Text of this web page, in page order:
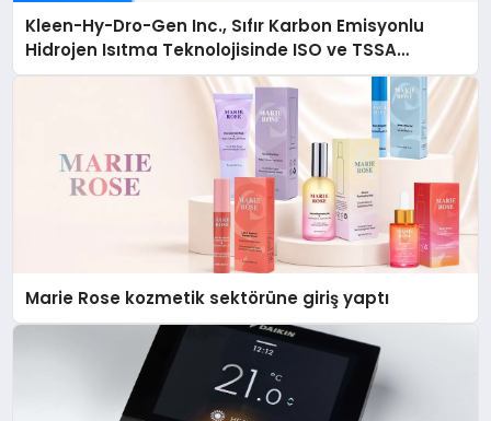
Kleen-Hy-Dro-Gen Inc., Sıfır Karbon Emisyonlu
Hidrojen Isıtma Teknolojisinde ISO ve TSSA
Düzenleyici Onaylarını Aldı
Marie Rose kozmetik sektörüne giriş yaptı